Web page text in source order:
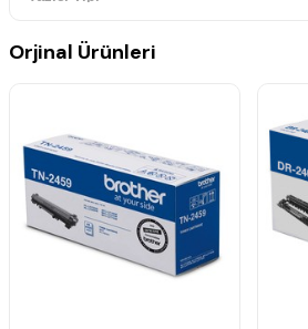
Ürün Boyutları (Genişlik X Derinlik X
Baskı Hızı
34/36 ppm’ye kadar (A4/LTR)
Kağıt Tipi
Düz Kağıt, İnce Kağıt, Geridönüşüm Kağıt,
Orjinal Ürünleri